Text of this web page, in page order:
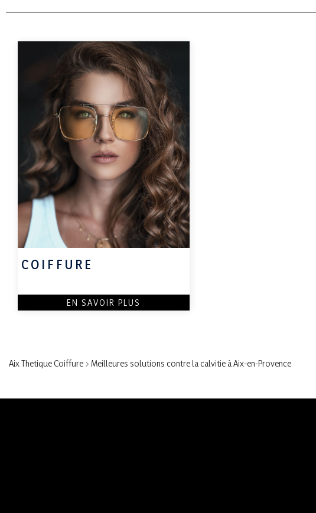
COIFFURE
EN SAVOIR PLUS
Aix Thetique Coiffure > Meilleures solutions contre la calvitie à Aix-en-Provence